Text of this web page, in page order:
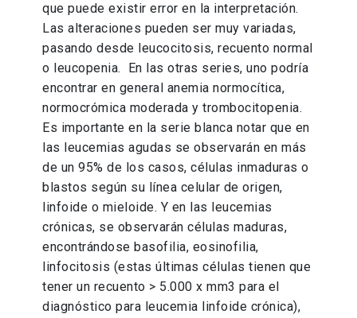
que puede existir error en la interpretación.
Las alteraciones pueden ser muy variadas,
pasando desde leucocitosis, recuento normal
o leucopenia. En las otras series, uno podría
encontrar en general anemia normocítica,
normocrómica moderada y trombocitopenia.
Es importante en la serie blanca notar que en
las leucemias agudas se observarán en más
de un 95% de los casos, células inmaduras o
blastos según su línea celular de origen,
linfoide o mieloide. Y en las leucemias
crónicas, se observarán células maduras,
encontrándose basofilia, eosinofilia,
linfocitosis (estas últimas células tienen que
tener un recuento > 5.000 x mm3 para el
diagnóstico para leucemia linfoide crónica),